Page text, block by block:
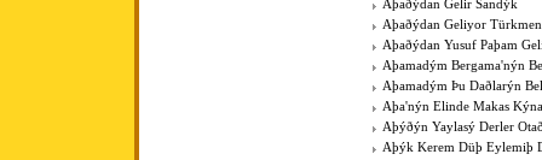
Aþaðýdan Gelir Sandýk
Aþaðýdan Geliyor
Aþaðýdan Yusuf Paþam
Aþamadým Bergama'nýn
Aþamadým Þu Daðlarýn
Aþa'nýn Elinde Makas
Aþýðýn Yaylasý Derler
Aþýk Kerem Düþ Eylemiþ